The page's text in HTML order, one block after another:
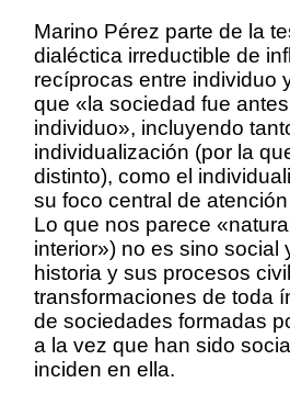
Marino Pérez parte de la
dialéctica irreductible de
recíprocas entre individuo
que «la sociedad fue antes
individuo», incluyendo
individualización (por la
distinto), como el
su foco central de
Lo que nos parece
interior») no es sino social
historia y sus procesos
transformaciones de toda
de sociedades formadas
a la vez que han sido
inciden en ella.